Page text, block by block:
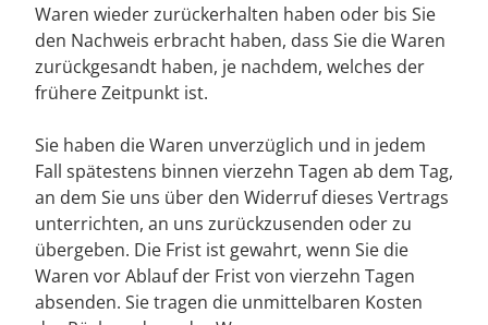
Waren wieder zurückerhalten haben oder bis Sie
den Nachweis erbracht haben, dass Sie die Waren
zurückgesandt haben, je nachdem, welches der
frühere Zeitpunkt ist.
Sie haben die Waren unverzüglich und in jedem
Fall spätestens binnen vierzehn Tagen ab dem Tag,
an dem Sie uns über den Widerruf dieses Vertrags
unterrichten, an uns zurückzusenden oder zu
übergeben. Die Frist ist gewahrt, wenn Sie die
Waren vor Ablauf der Frist von vierzehn Tagen
absenden. Sie tragen die unmittelbaren Kosten